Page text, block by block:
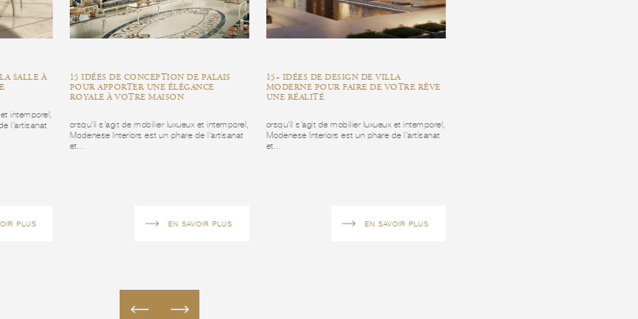
SALLE À
intemporel,
l'artisanat
PLUS
15 IDÉES DE CONCEPTION DE PALAIS
POUR APPORTER UNE ÉLÉGANCE
ROYALE À VOTRE MAISON
orsqu'il s'agit de mobilier luxueux et intemporel,
Modenese Interiors est un phare de l'artisanat
et...
EN SAVOIR PLUS
15+ IDÉES DE DESIGN DE VILLA
MODERNE POUR FAIRE DE VOTRE RÊVE
UNE RÉALITÉ
orsqu'il s'agit de mobilier luxueux et intemporel,
Modenese Interiors est un phare de l'artisanat
et...
EN SAVOIR PLUS